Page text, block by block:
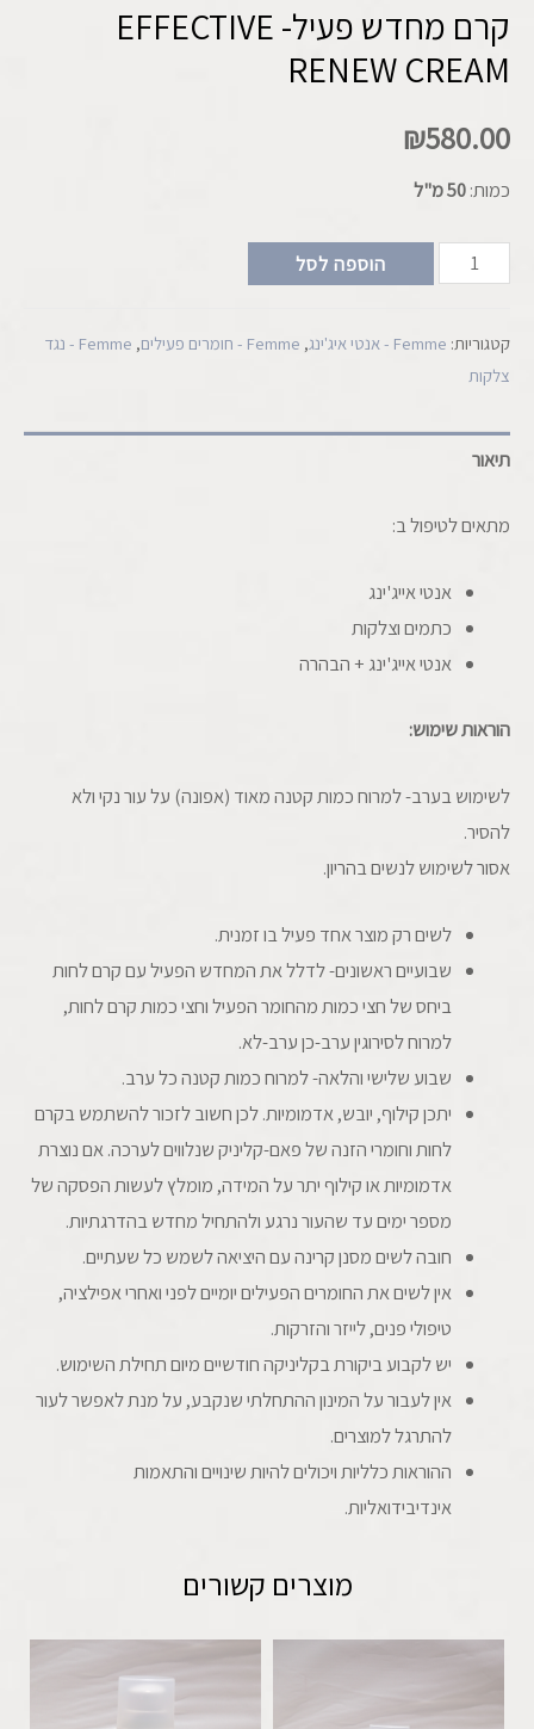
קרם מחדש פעיל- EFFECTIVE
RENEW CREAM
₪580.00
כמות:50 מ"ל
הוספה לסל
קטגוריות: Femme - אנטי איג'ינג , Femme - חומרים פעילים ,
Femme - נגד
צלקות
תיאור
מתאים לטיפול ב:
אנטי אייג'ינג
כתמים וצלקות
אנטי אייג'ינג + הבהרה
הוראות שימוש:
לשימוש בערב- למרוח כמות קטנה מאוד (אפונה) על עור נקי ולא
להסיר.
אסור לשימוש לנשים בהריון.
לשים רק מוצר אחד פעיל בו זמנית.
שבועיים ראשונים- לדלל את המחדש הפעיל עם קרם לחות
ביחס של חצי כמות מהחומר הפעיל וחצי כמות קרם לחות,
למרוח לסירוגין ערב-כן ערב-לא.
שבוע שלישי והלאה- למרוח כמות קטנה כל ערב.
יתכן קילוף, יובש, אדמומיות. לכן חשוב לזכור להשתמש בקרם
לחות וחומרי הזנה של פאם-קליניק שנלווים לערכה. אם נוצרת
אדמומיות או קילוף יתר על המידה, מומלץ לעשות הפסקה של
מספר ימים עד שהעור נרגע ולהתחיל מחדש בהדרגתיות.
חובה לשים מסנן קרינה עם היציאה לשמש כל שעתיים.
אין לשים את החומרים הפעילים יומיים לפני ואחרי אפילציה,
טיפולי פנים, לייזר והזרקות.
יש לקבוע ביקורת בקליניקה חודשיים מיום תחילת השימוש.
אין לעבור על המינון ההתחלתי שנקבע, על מנת לאפשר לעור
להתרגל למוצרים.
ההוראות כלליות ויכולים להיות שינויים והתאמות
אינדיבידואליות.
מוצרים קשורים